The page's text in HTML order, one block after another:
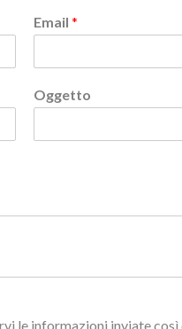
Email *
Oggetto
le informazioni inviate così